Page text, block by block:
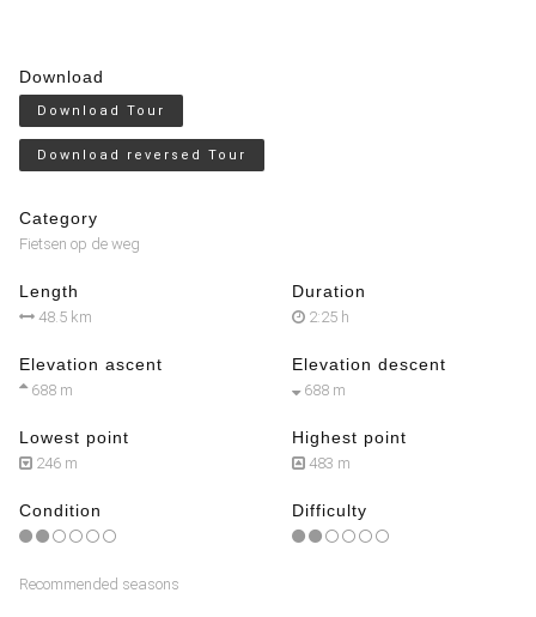
Download
Download Tour
Download reversed Tour
Category
Fietsen op de weg
Length
48.5 km
Duration
2:25 h
Elevation ascent
688 m
Elevation descent
688 m
Lowest point
246 m
Highest point
483 m
Condition Difficulty
Recommended seasons